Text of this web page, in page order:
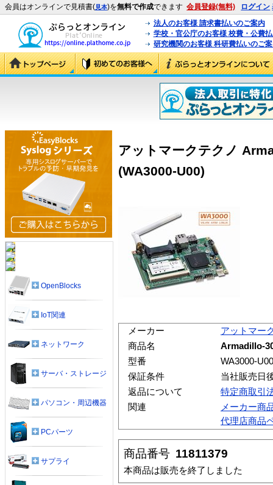
会員はオンラインで見積書(見本)を無料で作成できます 会員登録(無料) ログイン
法人のお客様 請求書払いのご案内
学校・官公庁のお客様 校費・公費
研究機関のお客様 科研費払いのご
アットマークテクノ
(WA3000-U00)
メーカー
アットマー
商品名
Armadillo-
型番
WA3000-U00
保証条件
当社販売日
返品について
特定商取引
関連
メーカー商
代理店商品
商品番号 11811379
本商品は販売を終了しました
OpenBlocks
IoT関連
ネットワーク
サーバ・ストレージ
パソコン・周辺機器
PCパーツ
サプライ